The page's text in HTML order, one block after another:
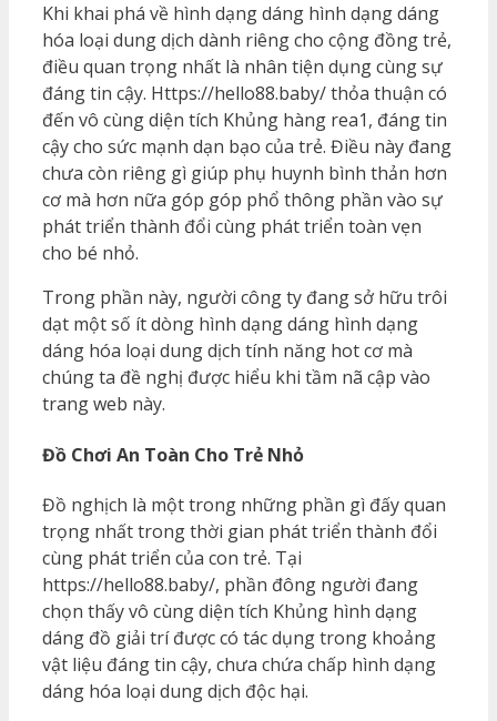
Khi khai phá về hình dạng dáng hình dạng dáng
hóa loại dung dịch dành riêng cho cộng đồng trẻ,
điều quan trọng nhất là nhân tiện dụng cùng sự
đáng tin cậy. Https://hello88.baby/ thỏa thuận có
đến vô cùng diện tích Khủng hàng rea1, đáng tin
cậy cho sức mạnh dạn bạo của trẻ. Điều này đang
chưa còn riêng gì giúp phụ huynh bình thản hơn
cơ mà hơn nữa góp góp phổ thông phần vào sự
phát triển thành đổi cùng phát triển toàn vẹn
cho bé nhỏ.
Trong phần này, người công ty đang sở hữu trôi
dạt một số ít dòng hình dạng dáng hình dạng
dáng hóa loại dung dịch tính năng hot cơ mà
chúng ta đề nghị được hiểu khi tầm nã cập vào
trang web này.
Đồ Chơi An Toàn Cho Trẻ Nhỏ
Đồ nghịch là một trong những phần gì đấy quan
trọng nhất trong thời gian phát triển thành đổi
cùng phát triển của con trẻ. Tại
https://hello88.baby/, phần đông người đang
chọn thấy vô cùng diện tích Khủng hình dạng
dáng đồ giải trí được có tác dụng trong khoảng
vật liệu đáng tin cậy, chưa chứa chấp hình dạng
dáng hóa loại dung dịch độc hại.